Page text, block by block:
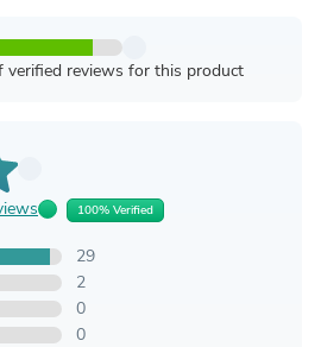
verified reviews for this product
100% Verified
29
2
0
0